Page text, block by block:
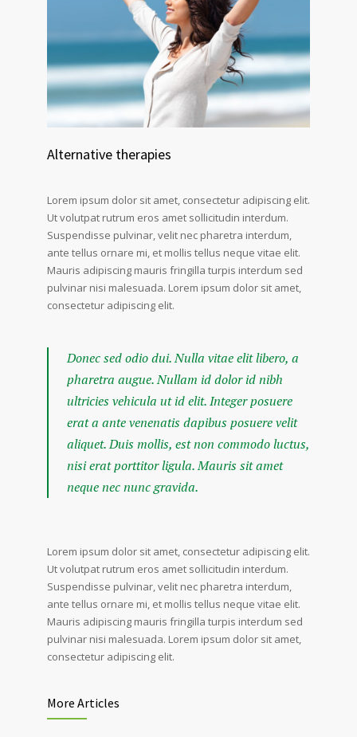
Alternative therapies
Lorem ipsum dolor sit amet, consectetur adipiscing elit.
Ut volutpat rutrum eros amet sollicitudin interdum.
Suspendisse pulvinar, velit nec pharetra interdum,
ante tellus ornare mi, et mollis tellus neque vitae elit.
Mauris adipiscing mauris fringilla turpis interdum sed
pulvinar nisi malesuada. Lorem ipsum dolor sit amet,
consectetur adipiscing elit.
Donec sed odio dui. Nulla vitae elit libero, a
pharetra augue. Nullam id dolor id nibh
ultricies vehicula ut id elit. Integer posuere
erat a ante venenatis dapibus posuere velit
aliquet. Duis mollis, est non commodo luctus,
nisi erat porttitor ligula. Mauris sit amet
neque nec nunc gravida.
Lorem ipsum dolor sit amet, consectetur adipiscing elit.
Ut volutpat rutrum eros amet sollicitudin interdum.
Suspendisse pulvinar, velit nec pharetra interdum,
ante tellus ornare mi, et mollis tellus neque vitae elit.
Mauris adipiscing mauris fringilla turpis interdum sed
pulvinar nisi malesuada. Lorem ipsum dolor sit amet,
consectetur adipiscing elit.
More Articles